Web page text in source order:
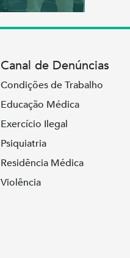
Canal de Denúncias
Condições de Trabalho
Educação Médica
Exercício Ilegal
Psiquiatria
Residência Médica
Violência